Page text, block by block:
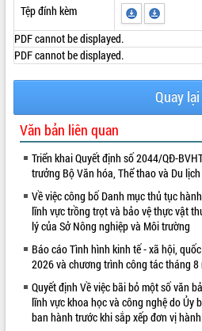
VIDEO
Tệp đính kèm
PDF cannot be displayed.
PDF cannot be displayed.
Quay lại
Văn bản liên quan
Triển khai Quyết định số 2044/QĐ-
trưởng Bộ Văn hóa, Thể thao và Du lịch
Về việc công bố Danh mục thủ tục
lĩnh vực trồng trọt và bảo vệ thực vật
lý của Sở Nông nghiệp và Môi trường
Báo cáo Tình hình kinh tế - xã hội,
2026 và chương trình công tác tháng 8
Quyết định Về việc bãi bỏ một số văn
lĩnh vực khoa học và công nghệ do Ủy
ban hành trước khi sắp xếp đơn vị